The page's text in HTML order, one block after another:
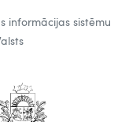
informācijas sistēmu